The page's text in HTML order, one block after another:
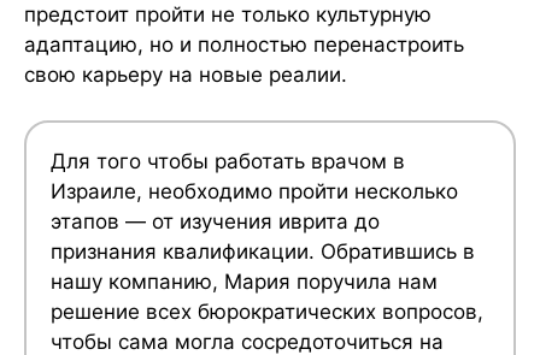
предстоит пройти не только культурную
адаптацию, но и полностью перенастроить
свою карьеру на новые реалии.
Для того чтобы работать врачом в
Израиле, необходимо пройти несколько
этапов — от изучения иврита до
признания квалификации. Обратившись в
нашу компанию, Мария поручила нам
решение всех бюрократических вопросов,
чтобы сама могла сосредоточиться на